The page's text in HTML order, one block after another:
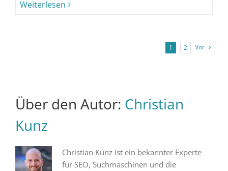
Weiterlesen
1 2 Vor
Über den Autor: Christian
Kunz
Christian Kunz ist ein bekannter Experte
für SEO, Suchmaschinen und die